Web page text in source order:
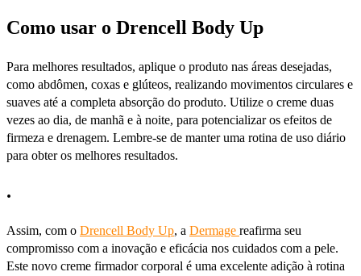
Como usar o Drencell Body Up
Para melhores resultados, aplique o produto nas áreas desejadas,
como abdômen, coxas e glúteos, realizando movimentos circulares e
suaves até a completa absorção do produto. Utilize o creme duas
vezes ao dia, de manhã e à noite, para potencializar os efeitos de
firmeza e drenagem. Lembre-se de manter uma rotina de uso diário
para obter os melhores resultados.
.
Assim, com o Drencell Body Up, a Dermage reafirma seu
compromisso com a inovação e eficácia nos cuidados com a pele.
Este novo creme firmador corporal é uma excelente adição à rotina